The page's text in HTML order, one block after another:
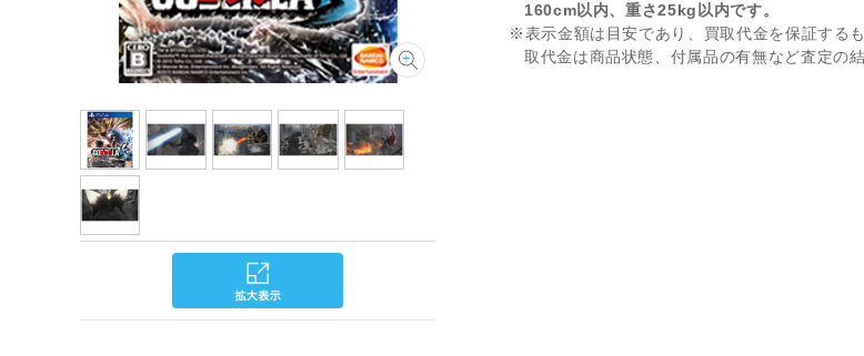
160cm以内、重さ25kg以内です。
※表示金額は目安であり、買取代金を保証する
取代金は商品状態、付属品の有無など査定の